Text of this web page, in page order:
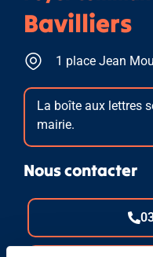
Bavilliers
1 place Jean
La boîte aux lettres
mairie.
Nous contacter